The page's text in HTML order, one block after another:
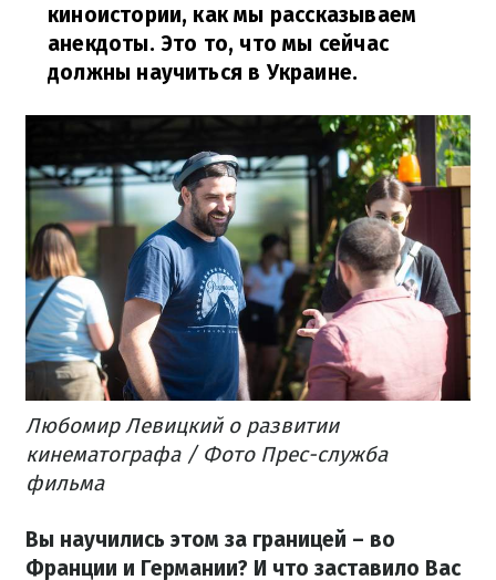
киноистории, как мы рассказываем
анекдоты. Это то, что мы сейчас
должны научиться в Украине.
Любомир Левицкий о развитии
кинематографа / Фото Прес-служба
фильма
Вы научились этом за границей – во
Франции и Германии? И что заставило Вас